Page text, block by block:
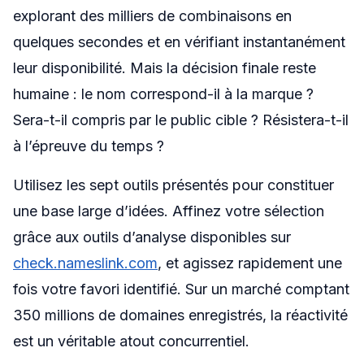
explorant des milliers de combinaisons en
quelques secondes et en vérifiant instantanément
leur disponibilité. Mais la décision finale reste
humaine : le nom correspond-il à la marque ?
Sera-t-il compris par le public cible ? Résistera-t-il
à l’épreuve du temps ?
Utilisez les sept outils présentés pour constituer
une base large d’idées. Affinez votre sélection
grâce aux outils d’analyse disponibles sur
check.nameslink.com, et agissez rapidement une
fois votre favori identifié. Sur un marché comptant
350 millions de domaines enregistrés, la réactivité
est un véritable atout concurrentiel.